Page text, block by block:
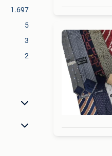
1.697
5
3
2